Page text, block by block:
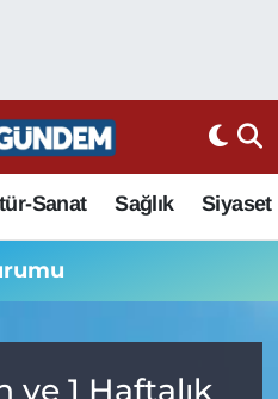
Sanat Sağlık Siyaset
ve 1 Haftalık